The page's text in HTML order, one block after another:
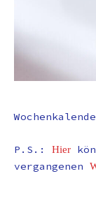
P.S.: Hier
vergangenen